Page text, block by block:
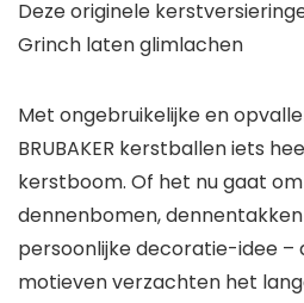
Deze originele
Grinch laten glimlachen
Met ongebruikelijke en
BRUBAKER kerstballen iets
kerstboom. Of het nu gaat
dennenbomen,
persoonlijke decoratie-idee –
motieven verzachten het